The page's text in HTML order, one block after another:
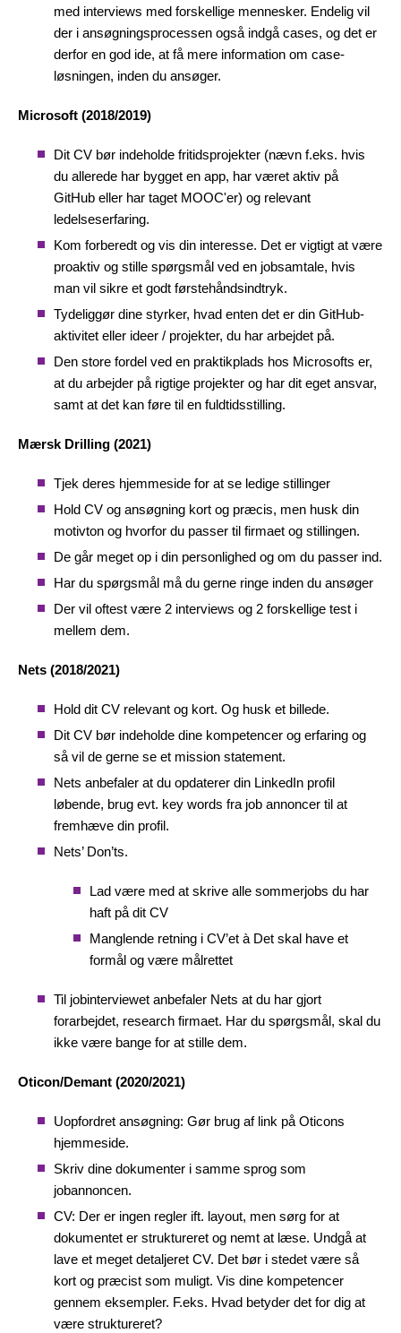
med interviews med forskellige mennesker. Endelig vil
der i ansøgningsprocessen også indgå cases, og det er
derfor en god ide, at få mere information om case-
løsningen, inden du ansøger.
Microsoft (2018/2019)
Dit CV bør indeholde fritidsprojekter (nævn f.eks. hvis
du allerede har bygget en app, har været aktiv på
GitHub eller har taget MOOC'er) og relevant
ledelseserfaring.
Kom forberedt og vis din interesse. Det er vigtigt at være
proaktiv og stille spørgsmål ved en jobsamtale, hvis
man vil sikre et godt førstehåndsindtryk.
Tydeliggør dine styrker, hvad enten det er din GitHub-
aktivitet eller ideer / projekter, du har arbejdet på.
Den store fordel ved en praktikplads hos Microsofts er,
at du arbejder på rigtige projekter og har dit eget ansvar,
samt at det kan føre til en fuldtidsstilling.
Mærsk Drilling (2021)
Tjek deres hjemmeside for at se ledige stillinger
Hold CV og ansøgning kort og præcis, men husk din
motivton og hvorfor du passer til firmaet og stillingen.
De går meget op i din personlighed og om du passer ind.
Har du spørgsmål må du gerne ringe inden du ansøger
Der vil oftest være 2 interviews og 2 forskellige test i
mellem dem.
Nets (2018/2021)
Hold dit CV relevant og kort. Og husk et billede.
Dit CV bør indeholde dine kompetencer og erfaring og
så vil de gerne se et mission statement.
Nets anbefaler at du opdaterer din LinkedIn profil
løbende, brug evt. key words fra job annoncer til at
fremhæve din profil.
Nets’ Don’ts.
Lad være med at skrive alle sommerjobs du har
haft på dit CV
Manglende retning i CV’et à Det skal have et
formål og være målrettet
Til jobinterviewet anbefaler Nets at du har gjort
forarbejdet, research firmaet. Har du spørgsmål, skal du
ikke være bange for at stille dem.
Oticon/Demant (2020/2021)
Uopfordret ansøgning: Gør brug af link på Oticons
hjemmeside.
Skriv dine dokumenter i samme sprog som
jobannoncen.
CV: Der er ingen regler ift. layout, men sørg for at
dokumentet er struktureret og nemt at læse. Undgå at
lave et meget detaljeret CV. Det bør i stedet være så
kort og præcist som muligt. Vis dine kompetencer
gennem eksempler. F.eks. Hvad betyder det for dig at
være struktureret?